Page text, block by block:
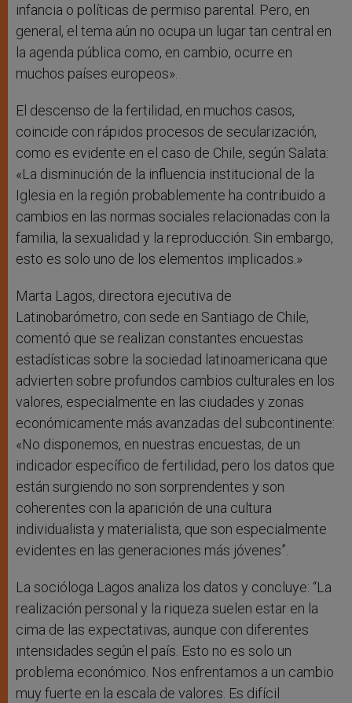
infancia o políticas de permiso parental. Pero, en
general, el tema aún no ocupa un lugar tan central en
la agenda pública como, en cambio, ocurre en
muchos países europeos».
El descenso de la fertilidad, en muchos casos,
coincide con rápidos procesos de secularización,
como es evidente en el caso de Chile, según Salata:
«La disminución de la influencia institucional de la
Iglesia en la región probablemente ha contribuido a
cambios en las normas sociales relacionadas con la
familia, la sexualidad y la reproducción. Sin embargo,
esto es solo uno de los elementos implicados.»
Marta Lagos, directora ejecutiva de
Latinobarómetro, con sede en Santiago de Chile,
comentó que se realizan constantes encuestas
estadísticas sobre la sociedad latinoamericana que
advierten sobre profundos cambios culturales en los
valores, especialmente en las ciudades y zonas
económicamente más avanzadas del subcontinente:
«No disponemos, en nuestras encuestas, de un
indicador específico de fertilidad, pero los datos que
están surgiendo no son sorprendentes y son
coherentes con la aparición de una cultura
individualista y materialista, que son especialmente
evidentes en las generaciones más jóvenes”.
La socióloga Lagos analiza los datos y concluye: “La
realización personal y la riqueza suelen estar en la
cima de las expectativas, aunque con diferentes
intensidades según el país. Esto no es solo un
problema económico. Nos enfrentamos a un cambio
muy fuerte en la escala de valores. Es difícil